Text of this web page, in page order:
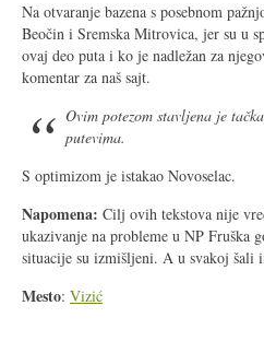
Na otvaranje bazena s posebnom
Beočin i Sremska Mitrovica, jer su u
ovaj deo puta i ko je nadležan za
komentar za naš sajt.
Ovim potezom stavljena je
putevima.
S optimizom je istakao Novoselac.
Napomena: Cilj ovih tekstova nije
ukazivanje na probleme u NP Fruška
situacije su izmišljeni. A u svakoj šali
Mesto: Vizić